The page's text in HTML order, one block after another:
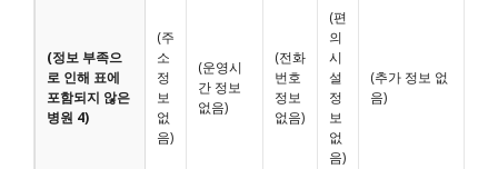
(정보 부족으
로 인해 표에
포함되지 않은
병원 4)
(주
소
정
보
없
음)
(운영시
간 정보
없음)
(전화
번호
정보
없음)
(편
의
시
설
정
보
없
음)
(추가 정보 없
음)